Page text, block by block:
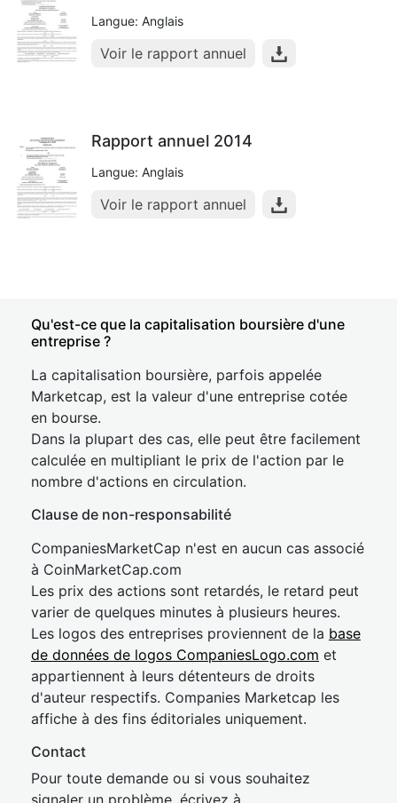
Langue: Anglais
Voir le rapport annuel
Rapport annuel 2014
Langue: Anglais
Voir le rapport annuel
Qu'est-ce que la capitalisation boursière d'une
entreprise ?
La capitalisation boursière, parfois appelée
Marketcap, est la valeur d'une entreprise cotée
en bourse.
Dans la plupart des cas, elle peut être facilement
calculée en multipliant le prix de l'action par le
nombre d'actions en circulation.
Clause de non-responsabilité
CompaniesMarketCap n'est en aucun cas associé
à CoinMarketCap.com
Les prix des actions sont retardés, le retard peut
varier de quelques minutes à plusieurs heures.
Les logos des entreprises proviennent de la base
de données de logos CompaniesLogo.com et
appartiennent à leurs détenteurs de droits
d'auteur respectifs. Companies Marketcap les
affiche à des fins éditoriales uniquement.
Contact
Pour toute demande ou si vous souhaitez
signaler un problème, écrivez à